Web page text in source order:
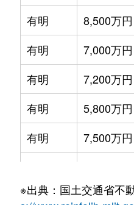
有明
8,500万円
有明
7,000万円
有明
7,200万円
有明
5,800万円
有明
7,500万円
有明
7,200万円
※出典：国土交通省不